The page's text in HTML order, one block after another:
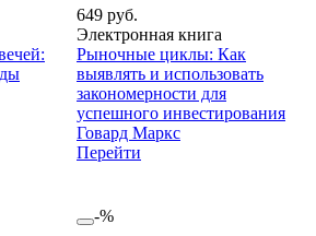
649 руб.
Электронная книга
Рыночные циклы: Как
выявлять и использовать
закономерности для
успешного инвестирования
Говард Маркс
Перейти
-%